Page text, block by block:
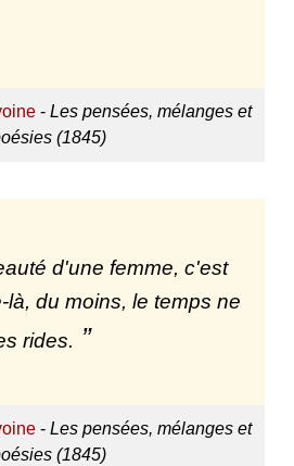
-Les pensées, mélanges et
(1845)
d'une femme, c'est
là, du moins, le temps ne
rides.
-Les pensées, mélanges et
(1845)